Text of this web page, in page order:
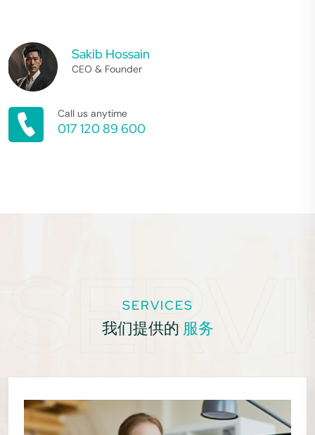
Sakib Hossain
CEO & Founder
Call us anytime
017 120 89 600
SERVICES
我们提供的 服务